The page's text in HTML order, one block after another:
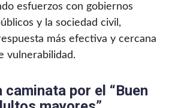
esfuerzos con gobiernos
y la sociedad civil,
más efectiva y cercana
vulnerabilidad.
caminata por el “Buen